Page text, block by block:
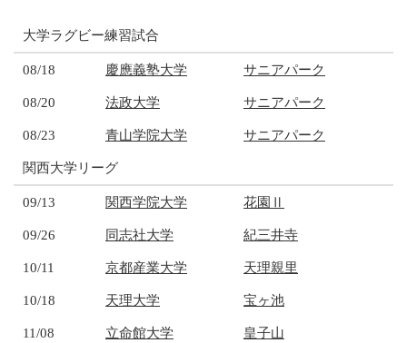
大学ラグビー練習試合
08/18 慶應義塾大学 サニアパーク
08/20 法政大学 サニアパーク
08/23 青山学院大学 サニアパーク
関西大学リーグ
09/13 関西学院大学 花園Ⅱ
09/26 同志社大学 紀三井寺
10/11 京都産業大学 天理親里
10/18 天理大学 宝ヶ池
11/08 立命館大学 皇子山